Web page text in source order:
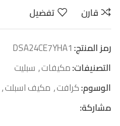
قارن تفضيل
رمز المنتج:DSA24CE7YHA1
التصنيفات:مكيفات, سبليت
الوسوم:كرافت, مكيف اسبلت,
مشاركة: